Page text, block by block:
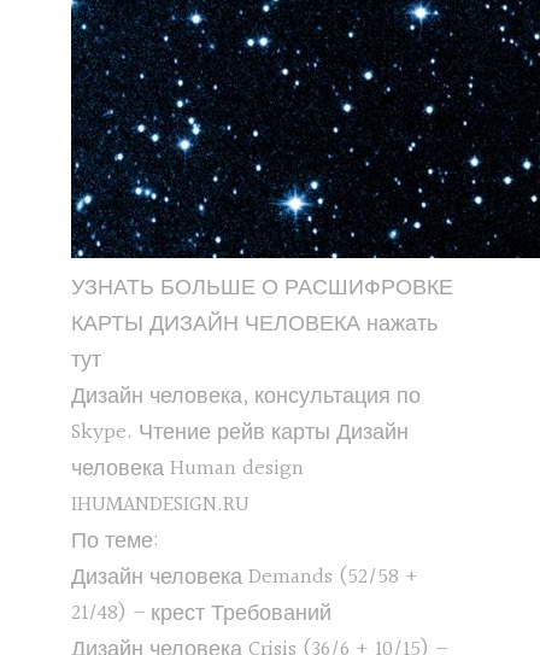
УЗНАТЬ БОЛЬШЕ О РАСШИФРОВКЕ
КАРТЫ ДИЗАЙН ЧЕЛОВЕКА нажать
тут
Дизайн человека, консультация по
Skype. Чтение рейв карты Дизайн
человека Human design
IHUMANDESIGN.RU
По теме:
Дизайн человека Demands (52/58 +
21/48) – крест Требований